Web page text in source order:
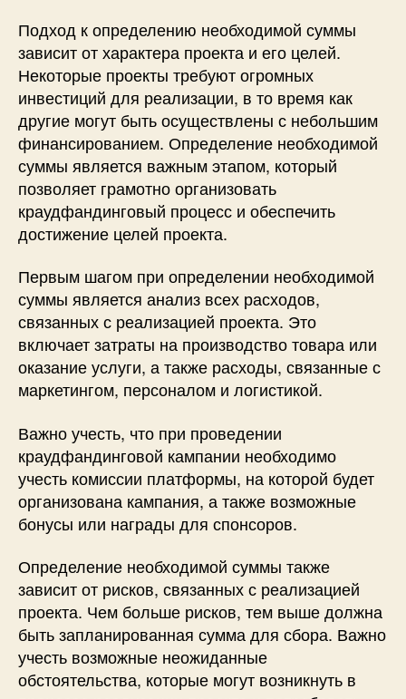
Подход к определению необходимой суммы
зависит от характера проекта и его целей.
Некоторые проекты требуют огромных
инвестиций для реализации, в то время как
другие могут быть осуществлены с небольшим
финансированием. Определение необходимой
суммы является важным этапом, который
позволяет грамотно организовать
краудфандинговый процесс и обеспечить
достижение целей проекта.
Первым шагом при определении необходимой
суммы является анализ всех расходов,
связанных с реализацией проекта. Это
включает затраты на производство товара или
оказание услуги, а также расходы, связанные с
маркетингом, персоналом и логистикой.
Важно учесть, что при проведении
краудфандинговой кампании необходимо
учесть комиссии платформы, на которой будет
организована кампания, а также возможные
бонусы или награды для спонсоров.
Определение необходимой суммы также
зависит от рисков, связанных с реализацией
проекта. Чем больше рисков, тем выше должна
быть запланированная сумма для сбора. Важно
учесть возможные неожиданные
обстоятельства, которые могут возникнуть в